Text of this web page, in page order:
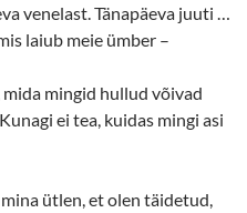
venelast. Tänapäeva juuti …
laiub meie ümber –
mida mingid hullud võivad
ei tea, kuidas mingi asi
ütlen, et olen täidetud,